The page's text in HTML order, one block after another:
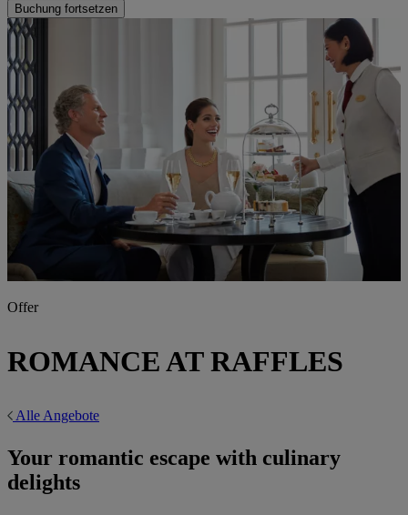
Buchung fortsetzen
Offer
ROMANCE AT RAFFLES
Alle Angebote
Your romantic escape with culinary
delights